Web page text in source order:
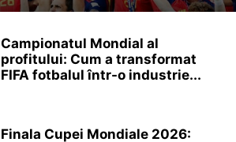
Campionatul Mondial al
profitului: Cum a transformat
FIFA fotbalul într-o industrie...
Finala Cupei Mondiale 2026: